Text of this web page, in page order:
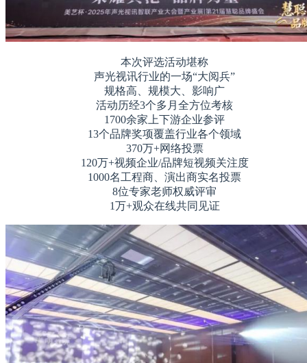
本次评选活动堪称
声光视讯行业的一场“大阅兵”
规格高、规模大、影响广
活动历经3个多月全方位考核
1700余家上下游企业参评
13个品牌奖项覆盖行业各个领域
370万+网络投票
120万+视频企业/品牌短视频关注度
1000名工程商、演出商实名投票
8位专家老师权威评审
1万+观众在线共同见证